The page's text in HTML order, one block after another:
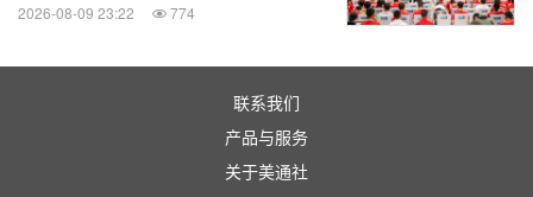
2026-08-09 23:22 774
联系我们
产品与服务
关于美通社